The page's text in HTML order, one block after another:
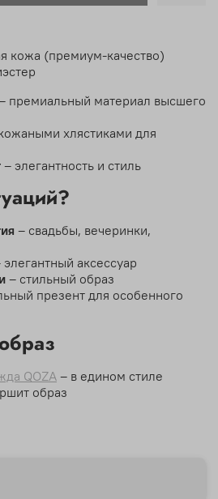
кожа (премиум-качество)
премиальный материал высшего
хлястиками для
– элегантность и стиль
– свадьбы, вечеринки,
элегантный аксессуар
– стильный образ
презент для особенного
QOZA – в едином стиле
образ